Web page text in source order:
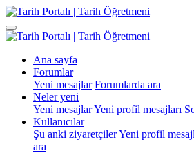
Ana sayfa
Forumlar
Yeni mesajlar Forumlarda ara
Neler yeni
Yeni mesajlarYeni profil mesajları
Kullanıcılar
Şu anki ziyaretçilerYeni profil
ara